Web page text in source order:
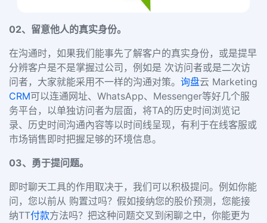
02、 留意他人的真实身份。
在沟通时，如果我们能事先了解客户的真实身份，或是提早
分辨客户是不是掌握过公司，例如是 次访问者或是二次访
问者，大家就能采用不一样的沟通对策。 询盘云 Marketing
CRM可以连通网址、WhatsApp、Messenger等好几个服
务平台，以单独访问者为层面，将TA的历史时间浏览记
录、历史时间沟通內容等以时间线呈现，有利于在线客服或
市场销售即时把握足够的环境信息。
03、 勇于提问题。
即时聊天工具的作用取决于，我们可以积极提问。例如你能
问，您以前从 购置过吗？假如接纳您的股价预测，您能接
纳TT付款方法吗？把这种问题交叉到闲聊之中，你能更为